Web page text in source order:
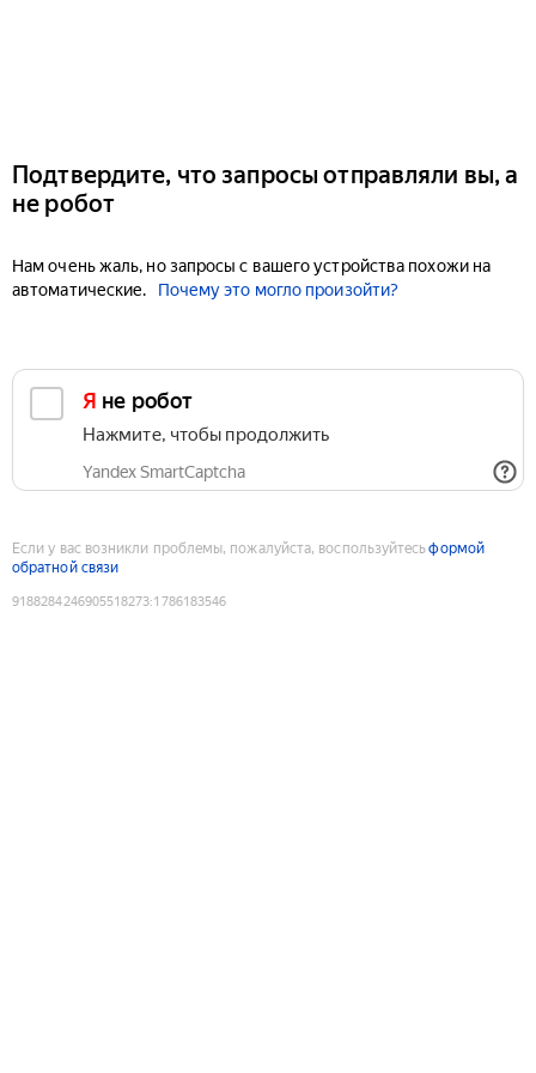
Подтвердите, что запросы отправляли вы, а
не робот
Нам очень жаль, но запросы с вашего устройства похожи на
автоматические.
Почему это могло произойти?
Я не робот
Нажмите, чтобы продолжить
Yandex SmartCaptcha
Если у вас возникли проблемы, пожалуйста, воспользуйтесьформой
обратной связи
9188284246905518273:1786183546